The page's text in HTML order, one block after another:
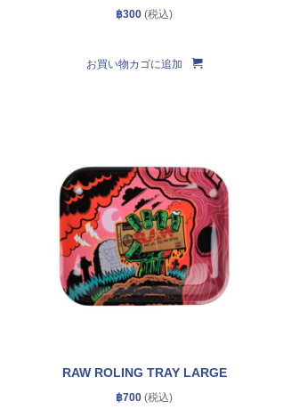
฿300
お買い物カゴに追加
RAW ROLING TRAY LARGE
฿700